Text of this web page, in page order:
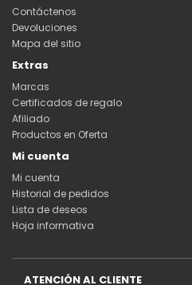
Contáctenos
Devoluciones
Mapa del sitio
Extras
Marcas
Certificados de regalo
Afiliado
Productos en Oferta
Mi cuenta
Mi cuenta
Historial de pedidos
Lista de deseos
Hoja informativa
ATENCIÓN AL CLIENTE